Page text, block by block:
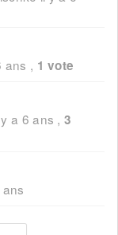
ans , 1 vote
a 6 ans ,3